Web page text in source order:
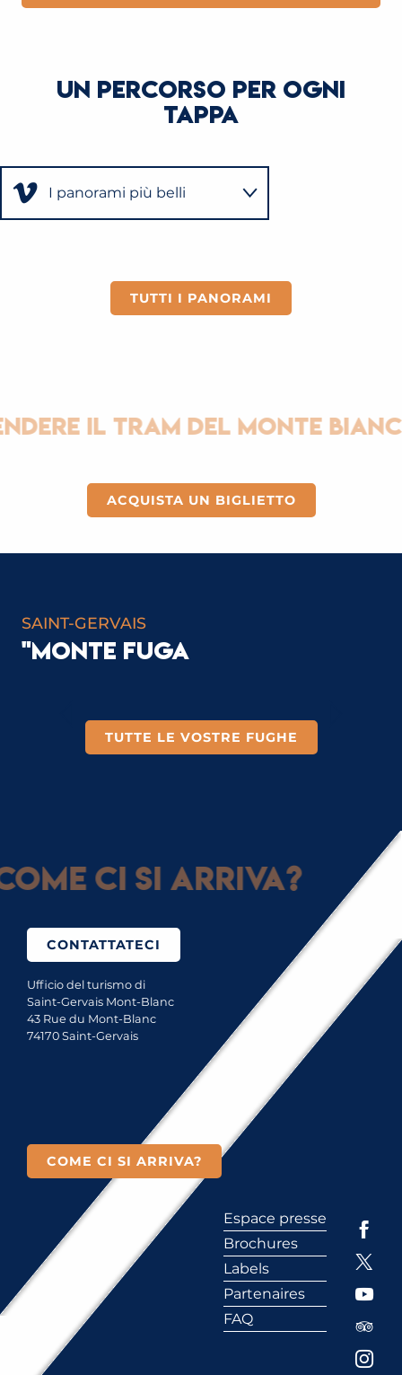
UN PERCORSO PER OGNI
TAPPA
I panorami più belli
Gite in famiglia
SKATEPARK, PUMPTRACK, BIKEPARK
TUTTI I PANORAMI
IL TRAM DEL MONTE
ACQUISTA UN BIGLIETTO
SAINT-GERVAIS
"MONTE FUGA
TUTTE LE VOSTRE FUGHE
ci si arriva?
CONTATTATECI
Ufficio del turismo di
Saint-Gervais Mont-Blanc
43 Rue du Mont-Blanc
74170 Saint-Gervais
COME CI SI ARRIVA?
Espace presse
Brochures
Labels
Partenaires
FAQ